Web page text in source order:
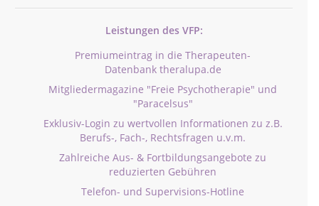
Leistungen des VFP:
Premiumeintrag in die Therapeuten-
Datenbank theralupa.de
Mitgliedermagazine "Freie Psychotherapie" und
"Paracelsus"
Exklusiv-Login zu wertvollen Informationen zu z.B.
Berufs-, Fach-, Rechtsfragen u.v.m.
Zahlreiche Aus- & Fortbildungsangebote zu
reduzierten Gebühren
Telefon- und Supervisions-Hotline